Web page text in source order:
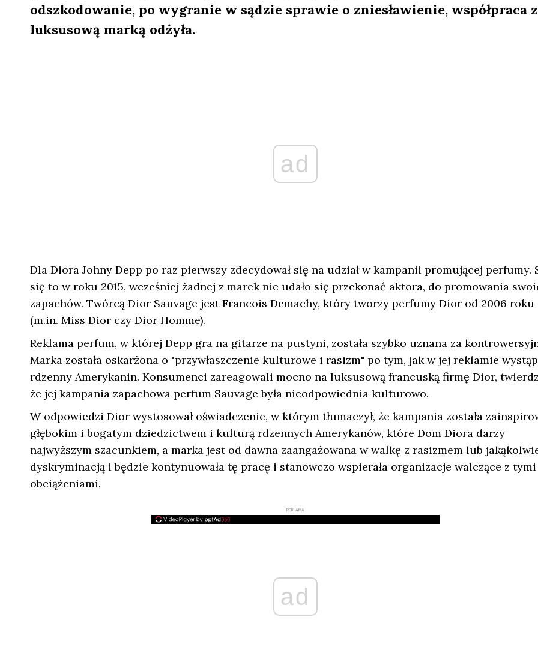
odszkodowanie, po wygranie w sądzie sprawie o zniesławienie, współpraca z
luksusową marką odżyła.
ad
Dla Diora Johny Depp po raz pierwszy zdecydował się na udział w kampanii promującej perfumy.
się to w roku 2015, wcześniej żadnej z marek nie udało się przekonać aktora, do promowania
zapachów. Twórcą Dior Sauvage jest Francois Demachy, który tworzy perfumy Dior od 2006 roku
(m.in. Miss Dior czy Dior Homme).
Reklama perfum, w której Depp gra na gitarze na pustyni, została szybko uznana za
Marka została oskarżona o "przywłaszczenie kulturowe i rasizm" po tym, jak w jej reklamie
rdzenny Amerykanin. Konsumenci zareagowali mocno na luksusową francuską firmę Dior,
że jej kampania zapachowa perfum Sauvage była nieodpowiednia kulturowo.
W odpowiedzi Dior wystosował oświadczenie, w którym tłumaczył, że kampania została
głębokim i bogatym dziedzictwem i kulturą rdzennych Amerykanów, które Dom Diora darzy
najwyższym szacunkiem, a marka jest od dawna zaangażowana w walkę z rasizmem lub
dyskryminacją i będzie kontynuowała tę pracę i stanowczo wspierała organizacje walczące z tymi
obciążeniami.
REKLAMA
ad